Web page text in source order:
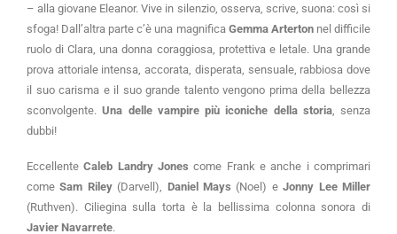
– alla giovane Eleanor. Vive in silenzio, osserva, scrive, suona: così si
sfoga! Dall’altra parte c’è una magnifica Gemma Artertonnel difficile
ruolo di Clara, una donna coraggiosa, protettiva e letale. Una grande
prova attoriale intensa, accorata, disperata, sensuale, rabbiosa dove
il suo carisma e il suo grande talento vengono prima della bellezza
sconvolgente.Una delle vampire più iconiche della storia, senza
dubbi!
EccellenteCaleb Landry Jones come Frank e anche i comprimari
comeSam Riley(Darvell), Daniel Mays (Noel) eJonny Lee Miller
(Ruthven). Ciliegina sulla torta è la bellissima colonna sonora di
Javier Navarrete.